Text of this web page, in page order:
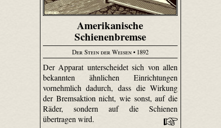
Amerikanische
Schienenbremse
Der Stein der Weisen• 1892
Der Apparat unterscheidet sich von allen
bekannten ähnlichen Einrichtungen
vornehmlich dadurch, dass die Wirkung
der Bremsaktion nicht, wie sonst, auf die
Räder, sondern auf die Schienen
übertragen wird.